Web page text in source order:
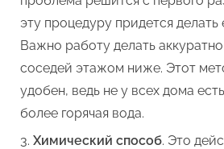
эту процедуру придется делать
Важно работу делать
соседей этажом ниже. Этот
удобен, ведь не у всех дома
более горячая вода.
Химический способ. Это